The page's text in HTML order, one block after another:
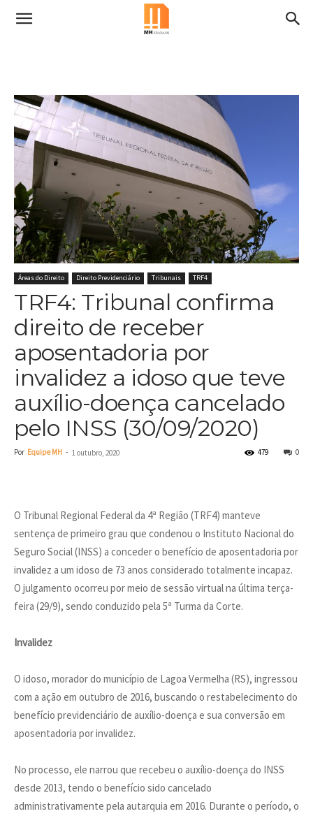
Áreas do Direito Direito Previdenciário Tribunais TRF4
TRF4: Tribunal confirma
direito de receber
aposentadoria por
invalidez a idoso que teve
auxílio-doença cancelado
pelo INSS (30/09/2020)
Por Equipe MH - 1 outubro, 2020 0
479
O Tribunal Regional Federal da 4ª Região (TRF4) manteve
sentença de primeiro grau que condenou o Instituto Nacional do
Seguro Social (INSS) a conceder o benefício de aposentadoria por
invalidez a um idoso de 73 anos considerado totalmente incapaz.
O julgamento ocorreu por meio de sessão virtual na última terça-
feira (29/9), sendo conduzido pela 5ª Turma da Corte.
Invalidez
O idoso, morador do município de Lagoa Vermelha (RS), ingressou
com a ação em outubro de 2016, buscando o restabelecimento do
benefício previdenciário de auxílio-doença e sua conversão em
aposentadoria por invalidez.
No processo, ele narrou que recebeu o auxílio-doença do INSS
desde 2013, tendo o benefício sido cancelado
administrativamente pela autarquia em 2016. Durante o período, o